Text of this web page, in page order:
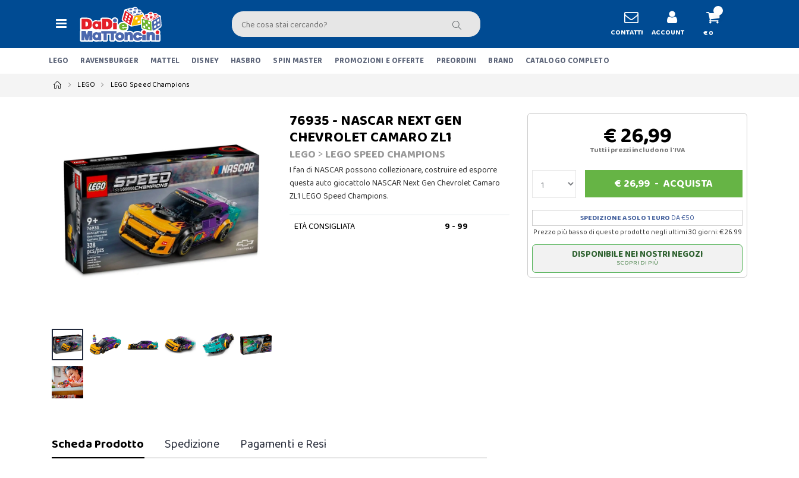
CONTATTI ACCOUNT € 0
LEGO RAVENSBURGER MATTEL DISNEY HASBRO SPIN MASTER PROMOZIONI E OFFERTE PREORDINI BRAND CATALOGO COMPLETO
LEGO LEGO Speed Champions
76935 - NASCAR NEXT GEN
CHEVROLET CAMARO ZL1
LEGO> LEGO SPEED CHAMPIONS
I fan di NASCAR possono collezionare, costruire ed esporre
questa auto giocattolo NASCAR Next Gen Chevrolet Camaro
ZL1 LEGO Speed Champions.
ETÀ CONSIGLIATA 9 - 99
€ 26,99
Tutti i prezzi includono l'IVA
€ 26,99 -ACQUISTA
SPEDIZIONE A SOLO 1 EURO DA €50
Prezzo più basso di questo prodotto negli ultimi 30 giorni: € 26.99
DISPONIBILE NEI NOSTRI NEGOZI
SCOPRI DI PIÙ
Scheda Prodotto Spedizione Pagamenti e Resi